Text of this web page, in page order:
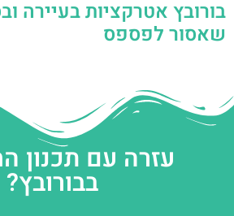
בורובץ אטרקציות בעיירה
שאסור לפספס
עזרה עם תכנון
בבורובץ?